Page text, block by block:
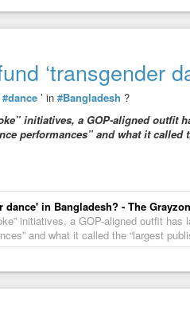
und weiblichem Pronomen wie z. B.
ein geschlechtsneutrales
eine geschlechtsneutrale
Alternativen.
‘transgender
#dance ’ in #Bangladesh ?
initiatives, a GOP-aligned outfit
performances” and what it
in Bangladesh? - The
initiatives, a GOP-aligned outfit
and what it called the “largest